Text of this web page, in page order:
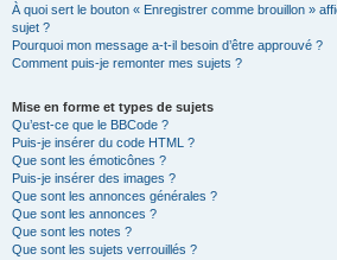
À quoi sert le bouton « Enregistrer comme brouillon »
sujet ?
Pourquoi mon message a-t-il besoin d’être approuvé ?
Comment puis-je remonter mes sujets ?
Mise en forme et types de sujets
Qu’est-ce que le BBCode ?
Puis-je insérer du code HTML ?
Que sont les émoticônes ?
Puis-je insérer des images ?
Que sont les annonces générales ?
Que sont les annonces ?
Que sont les notes ?
Que sont les sujets verrouillés ?